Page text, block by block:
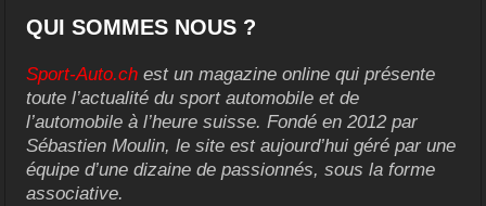
QUI SOMMES NOUS ?
Sport-Auto.ch est un magazine online qui présente
toute l’actualité du sport automobile et de
l’automobile à l’heure suisse. Fondé en 2012 par
Sébastien Moulin, le site est aujourd’hui géré par une
équipe d’une dizaine de passionnés, sous la forme
associative.